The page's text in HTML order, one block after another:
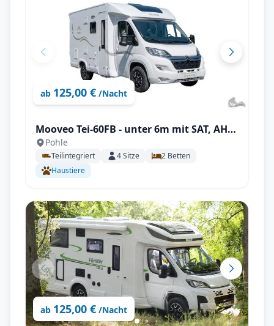
ab 125,00 € /Nacht
Mooveo Tei-60FB - unter 6m mit SAT, AHK,
Solar uvm., ideal für 2 Personen!
Pohle
Teilintegriert 4Sitze 2 Betten
Haustiere
ab 125,00 € /Nacht